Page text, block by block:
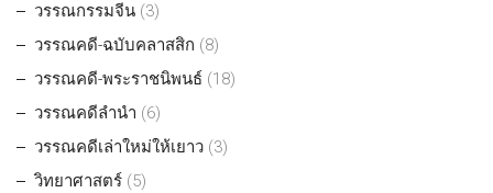
วรรณกรรมจีน (3)
วรรณคดี-ฉบับคลาสสิก (8)
วรรณคดี-พระราชนิพนธ์ (18)
วรรณคดีลำนำ (6)
วรรณคดีเล่าใหม่ให้เยาว (3)
วิทยาศาสตร์ (5)